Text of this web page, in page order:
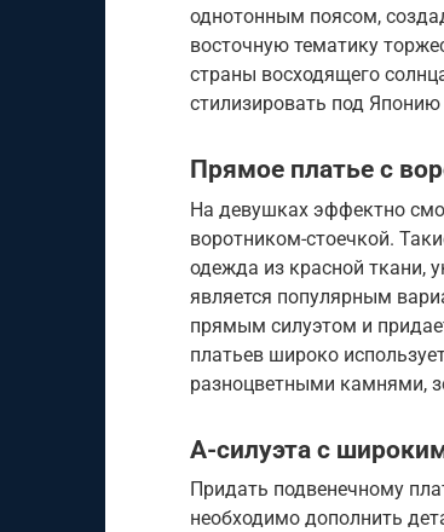
однотонным поясом,
восточную тематику
страны восходящего
стилизировать под Японию
Прямое платье с
На девушках эффектно
воротником-стоечкой.
одежда из красной ткани,
является популярным
прямым силуэтом и
платьев широко
разноцветными камнями,
А-силуэта с
Придать подвенечному
необходимо дополнить